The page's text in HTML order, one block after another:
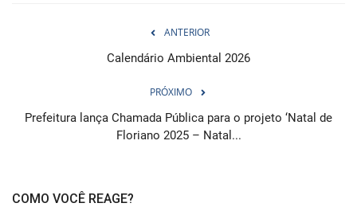
ANTERIOR
Calendário Ambiental 2026
PRÓXIMO
Prefeitura lança Chamada Pública para o projeto ‘Natal de
Floriano 2025 – Natal...
COMO VOCÊ REAGE?